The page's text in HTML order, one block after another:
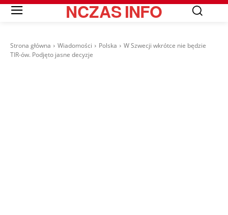
NCZASINFO
Strona główna Wiadomości Polska
W Szwecji wkrótce nie będzie
TIR-ów. Podjęto jasne decyzje